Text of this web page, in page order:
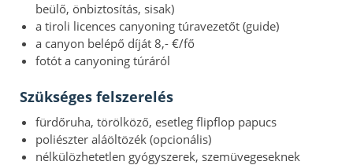
beülő, önbiztosítás, sisak)
a tiroli licences canyoning túravezetőt (guide)
a canyon belépő díját 8,- €/fő
fotót a canyoning túráról
Szükséges felszerelés
fürdőruha, törölköző, esetleg flipflop papucs
poliészter aláöltözék (opcionális)
nélkülözhetetlen gyógyszerek, szemüvegeseknek